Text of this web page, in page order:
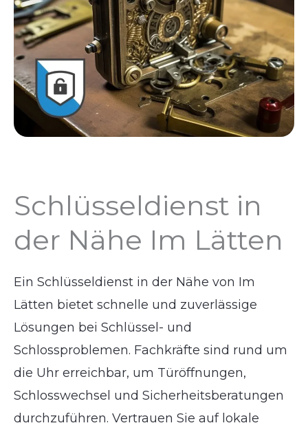
Schlüsseldienst in
der Nähe Im Lätten
Ein Schlüsseldienst in der Nähe von Im
Lätten bietet schnelle und zuverlässige
Lösungen bei Schlüssel- und
Schlossproblemen. Fachkräfte sind rund um
die Uhr erreichbar, um Türöffnungen,
Schlosswechsel und Sicherheitsberatungen
durchzuführen. Vertrauen Sie auf lokale